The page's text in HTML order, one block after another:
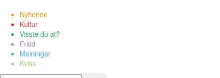
Nyhende
Kultur
Visste du at?
Fritid
Meiningar
Kviss